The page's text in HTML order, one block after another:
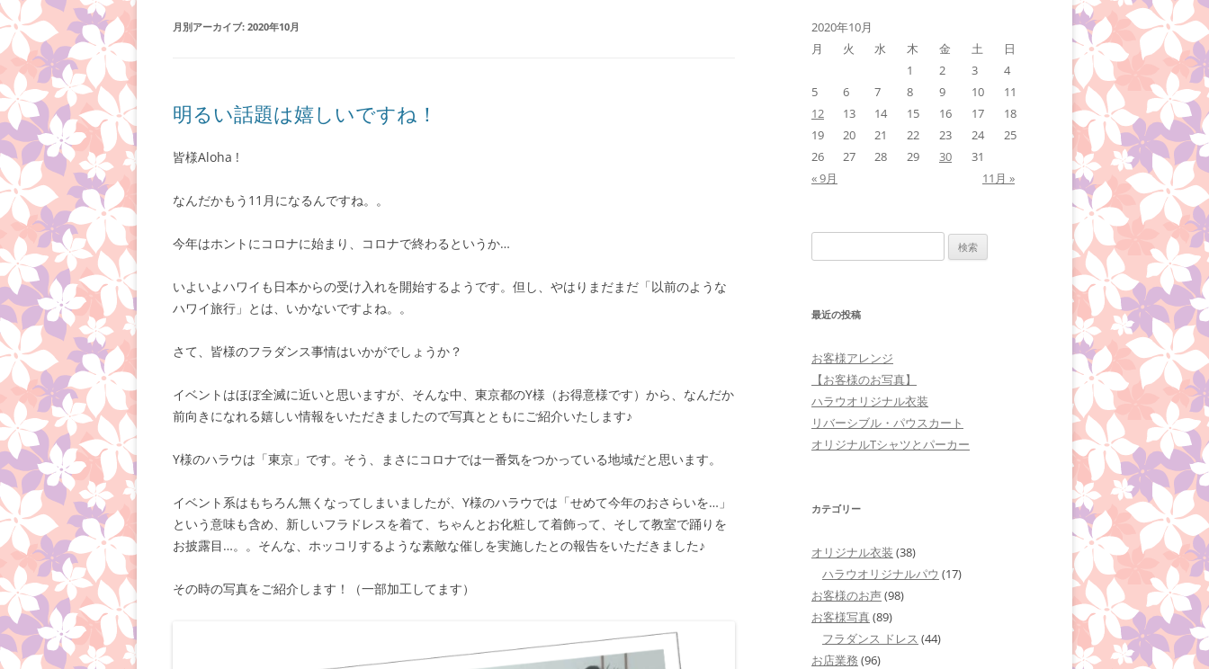
月別アーカイブ: 2020年10月
明るい話題は嬉しいですね！
皆様Aloha !
なんだかもう11月になるんですね。。
今年はホントにコロナに始まり、コロナで終わるというか…
いよいよハワイも日本からの受け入れを開始するようです。但し、やはりまだまだ「以前のような
ハワイ旅行」とは、いかないですよね。。
さて、皆様のフラダンス事情はいかがでしょうか？
イベントはほぼ全滅に近いと思いますが、そんな中、東京都のY様（お得意様です）から、なんだか
前向きになれる嬉しい情報をいただきましたので写真とともにご紹介いたします♪
Y様のハラウは「東京」です。そう、まさにコロナでは一番気をつかっている地域だと思います。
イベント系はもちろん無くなってしまいましたが、Y様のハラウでは「せめて今年のおさらいを…」
という意味も含め、新しいフラドレスを着て、ちゃんとお化粧して着飾って、そして教室で踊りを
お披露目…。。そんな、ホッコリするような素敵な催しを実施したとの報告をいただきました♪
その時の写真をご紹介します！（一部加工してます）
2020年10月
月
火 水 木 金 土
日
1
2 3
4
5
6 7 8 9 10
11
12
13 14 15 16 17
18
19
20 21 22 23 24
25
26
27 28 29 30
31
« 9月
11月 »
索:
最近の投稿
お客様アレンジ
【お客様のお写真】
ハラウオリジナル衣装
リバーシブル・パウスカート
オリジナルTシャツとパーカー
カテゴリー
オリジナル衣装 (38)
ハラウオリジナルパウ (17)
お客様のお声(98)
お客様写真(89)
フラダンス ドレス (44)
お店業務 (96)